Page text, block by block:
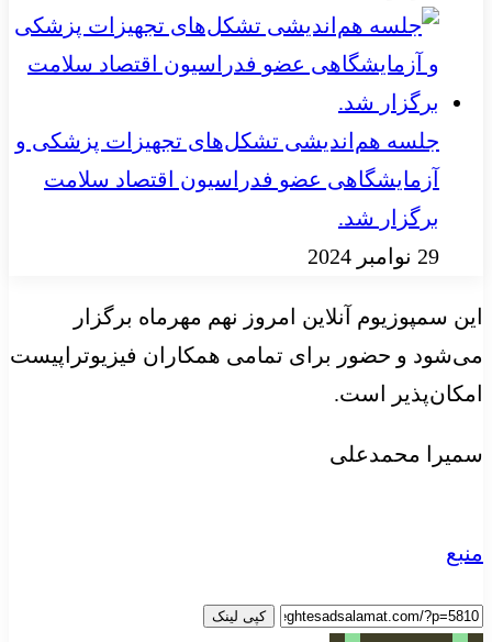
جلسه هم‌اندیشی تشکل‌های تجهیزات پزشکی و
آزمایشگاهی عضو فدراسیون اقتصاد سلامت
برگزار شد.
29 نوامبر 2024
این سمپوزیوم آنلاین امروز نهم مهرماه برگزار
می‌شود و حضور برای تمامی همکاران فیزیوتراپیست
امکان‌پذیر است.
سمیرا محمدعلی
منبع
کپی لینک